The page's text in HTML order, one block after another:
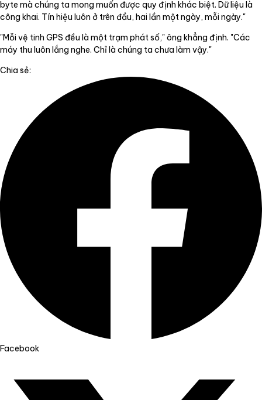
byte mà chúng ta mong muốn được quy định khác biệt. Dữ liệu là
công khai. Tín hiệu luôn ở trên đầu, hai lần một ngày, mỗi ngày."
"Mỗi vệ tinh GPS đều là một trạm phát số," ông khẳng định. "Các
máy thu luôn lắng nghe. Chỉ là chúng ta chưa làm vậy."
Chia sẻ:
Facebook